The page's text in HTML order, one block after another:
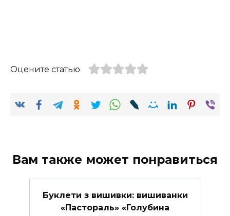
Оцените статью
Вам также может понравиться
Буклети з вишивки: вишиванки
«Пастораль» «Голубина